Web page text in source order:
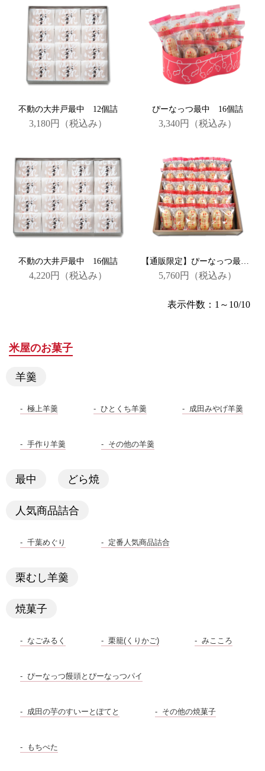
不動の大井戸最中 12個詰
3,180円 （税込み）
ぴーなっつ最中 16個詰
3,340円 （税込み）
不動の大井戸最中 16個詰
4,220円 （税込み） 5,760円 （税込み）
表示件数：1～10/10
米屋のお菓子
羊羹
極上羊羹 ひとくち羊羹 成田みやげ羊羹
手作り羊羹 その他の羊羹
最中 どら焼
人気商品詰合
千葉めぐり 定番人気商品詰合
栗むし羊羹
焼菓子
なごみるく 栗籠(くりかご) みこころ
ぴーなっつ饅頭とぴーなっつパイ
成田の芋のすいーとぽてと その他の焼菓子
もちぺた